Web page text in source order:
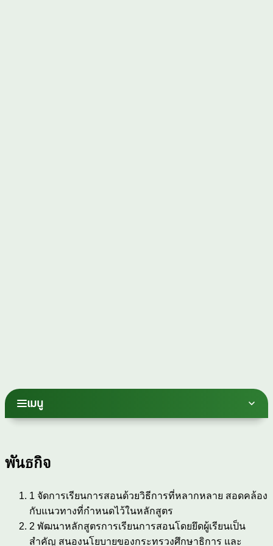
เมนู
พันธกิจ
1 จัดการเรียนการสอนด้วยวิธีการที่หลากหลาย สอดคล้องกับ
แนวทางที่กำหนดไว้ในหลักสูตร
2 พัฒนาหลักสูตรการเรียนการสอนโดยยึดผู้เรียนเป็นสำคัญ
สนองนโยบายของกระทรวงศึกษาธิการ และสอดคล้องกับ